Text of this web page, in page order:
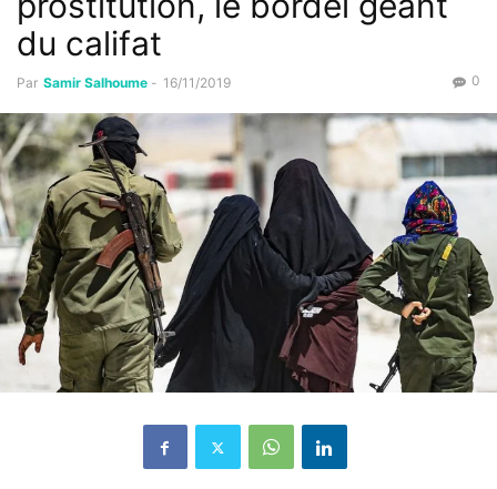
du califat
Par Samir Salhoume - 16/11/2019 0